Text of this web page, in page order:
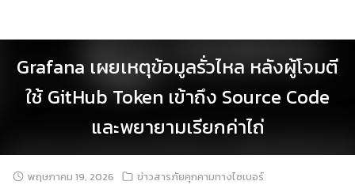
Grafana เผยเหตุข้อมูลรั่วไหล หลังผู้โจมตี
ใช้ GitHub Token เข้าถึง Source Code
และพยายามเรียกค่าไถ่
พฤษภาคม 19, 2026 ข่าวสารภัยคุกคามทางไซเบอร์